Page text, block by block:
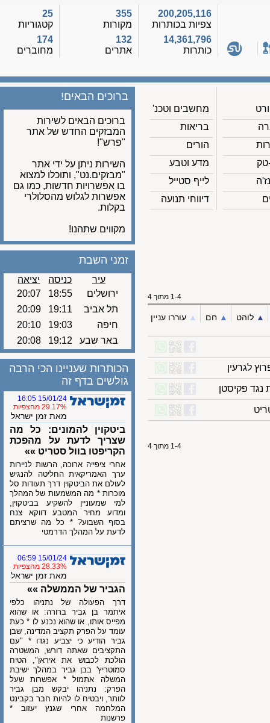
200,205,116
צפיות בכותרות
14,361,796
כותרות
355
מקורות
132
אתרים
קטגוריות
174
מחוברים
מחשבים וטכנ'
בריאות
הורים
מדע וטבע
לייף סטייל
דיווחי תנועה
ברוכים הבאים!
ברוכים הבאים לשירות
המבזקים החדש של אתר
"פרש"!
השירות ניתן על ידי אתר
"מבזקים.נט", ותוכלו למצוא
בו אפשרויות חדשות, כמו גם
אפשרות לגלוש מהסלולרי
בקלות.
מקווים שתהנו!
לוהט ▲︎ חם ▲︎ עוררו עניין
פקיסטן
זמני השבת
עיר כניסה
יציאה
ירושלים
18:55
20:07
תל אביב
19:11
20:09
חיפה
19:03
20:10
באר שבע
19:12
20:08
הכותרות שעניינו הכי הרבה
גולשים בדף זה
15/01/24 16:05
29.17% מהצפיות
מאת זמן ישראל
ביטקוין להמונים: כל מה
שצריך לדעת על מהפכת
הקריפטו בוול סטריט »»
אחרי ציפייה ארוכה, הרשות לניירות
ערך האמריקאית החליטה להנגיש
לעולם את הביטקוין דרך תעודות סל
מוכרות * מה המשמעות של המהלך
למי שמעוניין להשקיע בביטקוין,
ומדוע מחיר המטבע דווקא צנח
בסוף השבוע? * כל מה שרציתם
לדעת על המהלך הדרמטי
15/01/24 06:59
28.33% מהצפיות
מאת זמן ישראל
הגביר של הממשלה »»
דרך הפעולה של נתניהו כלפי
איתמר בן גביר ברורה: או שהוא
מפייס אותו, או שהוא נכנע לו * כעת
עומד על הפרק תקציב המדינה, שבן
גביר הודיע כי יצביע נגדו * "עם
התקציבים שאתה דורש, המשטרה
הולכת לכבוש את איראן", הטיח
סמוטריץ' בבן גביר במהלך ישיבת
המשלה אתמול * אפשרות שעל
הפרק: נתניהו יבקש מבן גביר
לוותר, ויבטיח לו להיות חבר בקבינט
המלחמה אחרי שגנץ יעזוב *
פרשנות